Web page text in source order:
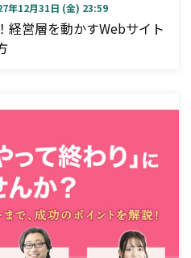
年12月31日 (金) 23:59
経営層を動かすWebサイト